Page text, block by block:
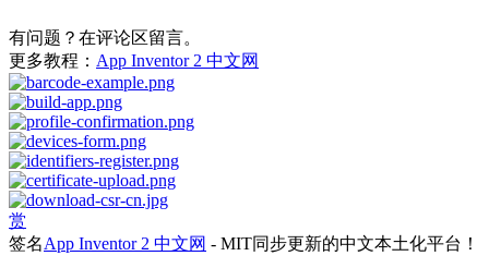
有问题？在评论区留言。
更多教程： App Inventor 2 中文网
赏
签名App Inventor 2 中文网 - MIT同步更新的中文本土化平台！